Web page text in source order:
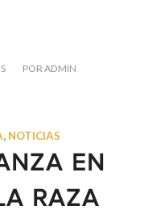
PORADMIN
, NOTICIAS
EN
RAZA